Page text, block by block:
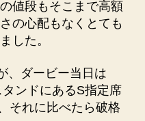
値段もそこまで高額
の心配もなくとても
した。
、ダービー当日は
ンドにあるS指定席
それに比べたら破格